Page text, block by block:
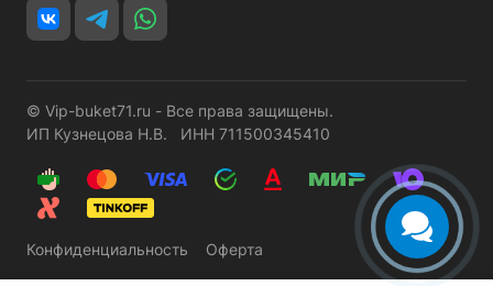
© Vip-buket71.ru - Все права защищены.
ИП Кузнецова Н.В. ИНН 711500345410
Конфиденциальность Оферта